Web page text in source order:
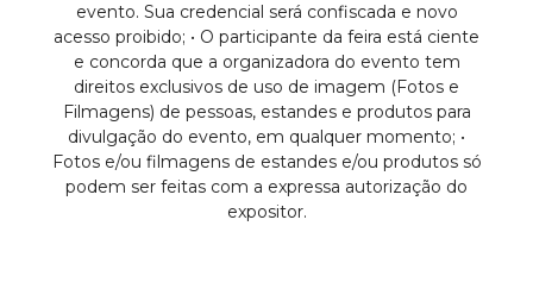
evento. Sua credencial será confiscada e novo
acesso proibido; • O participante da feira está ciente
e concorda que a organizadora do evento tem
direitos exclusivos de uso de imagem (Fotos e
Filmagens) de pessoas, estandes e produtos para
divulgação do evento, em qualquer momento; •
Fotos e/ou filmagens de estandes e/ou produtos só
podem ser feitas com a expressa autorização do
expositor.